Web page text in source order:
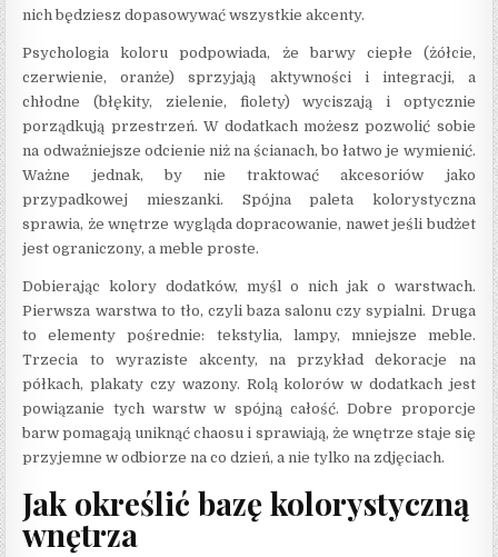
nich będziesz dopasowywać wszystkie akcenty.
Psychologia koloru podpowiada, że barwy ciepłe (żółcie,
czerwienie, oranże) sprzyjają aktywności i integracji, a
chłodne (błękity, zielenie, fiolety) wyciszają i optycznie
porządkują przestrzeń. W dodatkach możesz pozwolić sobie
na odważniejsze odcienie niż na ścianach, bo łatwo je wymienić.
Ważne jednak, by nie traktować akcesoriów jako
przypadkowej mieszanki. Spójna paleta kolorystyczna
sprawia, że wnętrze wygląda dopracowanie, nawet jeśli budżet
jest ograniczony, a meble proste.
Dobierając kolory dodatków, myśl o nich jak o warstwach.
Pierwsza warstwa to tło, czyli baza salonu czy sypialni. Druga
to elementy pośrednie: tekstylia, lampy, mniejsze meble.
Trzecia to wyraziste akcenty, na przykład dekoracje na
półkach, plakaty czy wazony. Rolą kolorów w dodatkach jest
powiązanie tych warstw w spójną całość. Dobre proporcje
barw pomagają uniknąć chaosu i sprawiają, że wnętrze staje się
przyjemne w odbiorze na co dzień, a nie tylko na zdjęciach.
Jak określić bazę kolorystyczną
wnętrza